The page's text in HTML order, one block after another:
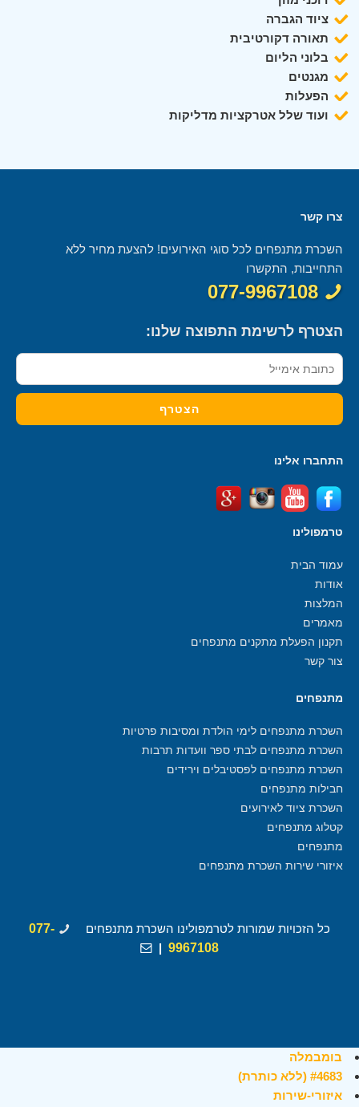
ציוד הגברה
תאורה דקורטיבית
בלוני הליום
מגנטים
הפעלות
ועוד שלל אטרקציות מדליקות
צרו קשר
השכרת מתנפחים לכל סוגי האירועים! להצעת מחיר ללא
התחייבות, התקשרו
077-9967108
הצטרף לרשימת התפוצה שלנו:
התחברו אלינו
טרמפולינו
עמוד הבית
אודות
המלצות
מאמרים
תקנון הפעלת מתקנים מתנפחים
צור קשר
מתנפחים
השכרת מתנפחים לימי הולדת ומסיבות פרטיות
השכרת מתנפחים לבתי ספר וועדות תרבות
השכרת מתנפחים לפסטיבלים וירידים
חבילות מתנפחים
השכרת ציוד לאירועים
קטלוג מתנפחים
מתנפחים
איזורי שירות השכרת מתנפחים
כל הזכויות שמורות לטרמפולינו השכרת מתנפחים
077-
9967108
|
בומבמלה
#4683 (ללא כותרת)
איזורי-שירות